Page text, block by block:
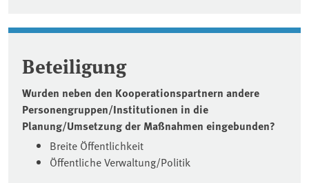
Beteiligung
Wurden neben den Kooperationspartnern andere
Personengruppen/Institutionen in die
Planung/Umsetzung der Maßnahmen eingebunden?
Breite Öffentlichkeit
Öffentliche Verwaltung/Politik